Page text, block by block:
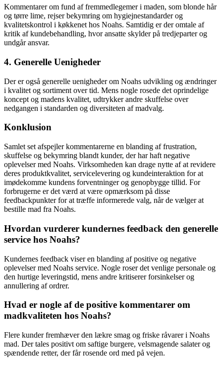
Kommentarer om fund af fremmedlegemer i maden, som blonde hår
og tørre lime, rejser bekymring om hygiejnestandarder og
kvalitetskontrol i køkkenet hos Noahs. Samtidig er der omtale af
kritik af kundebehandling, hvor ansatte skylder på tredjeparter og
undgår ansvar.
4. Generelle Uenigheder
Der er også generelle uenigheder om Noahs udvikling og ændringer
i kvalitet og sortiment over tid. Mens nogle rosede det oprindelige
koncept og madens kvalitet, udtrykker andre skuffelse over
nedgangen i standarden og diversiteten af madvalg.
Konklusion
Samlet set afspejler kommentarerne en blanding af frustration,
skuffelse og bekymring blandt kunder, der har haft negative
oplevelser med Noahs. Virksomheden kan drage nytte af at revidere
deres produktkvalitet, servicelevering og kundeinteraktion for at
imødekomme kundens forventninger og genopbygge tillid. For
forbrugerne er det værd at være opmærksom på disse
feedbackpunkter for at træffe informerede valg, når de vælger at
bestille mad fra Noahs.
Hvordan vurderer kundernes feedback den generelle
service hos Noahs?
Kundernes feedback viser en blanding af positive og negative
oplevelser med Noahs service. Nogle roser det venlige personale og
den hurtige leveringstid, mens andre kritiserer forsinkelser og
annullering af ordrer.
Hvad er nogle af de positive kommentarer om
madkvaliteten hos Noahs?
Flere kunder fremhæver den lækre smag og friske råvarer i Noahs
mad. Der tales positivt om saftige burgere, velsmagende salater og
spændende retter, der får rosende ord med på vejen.